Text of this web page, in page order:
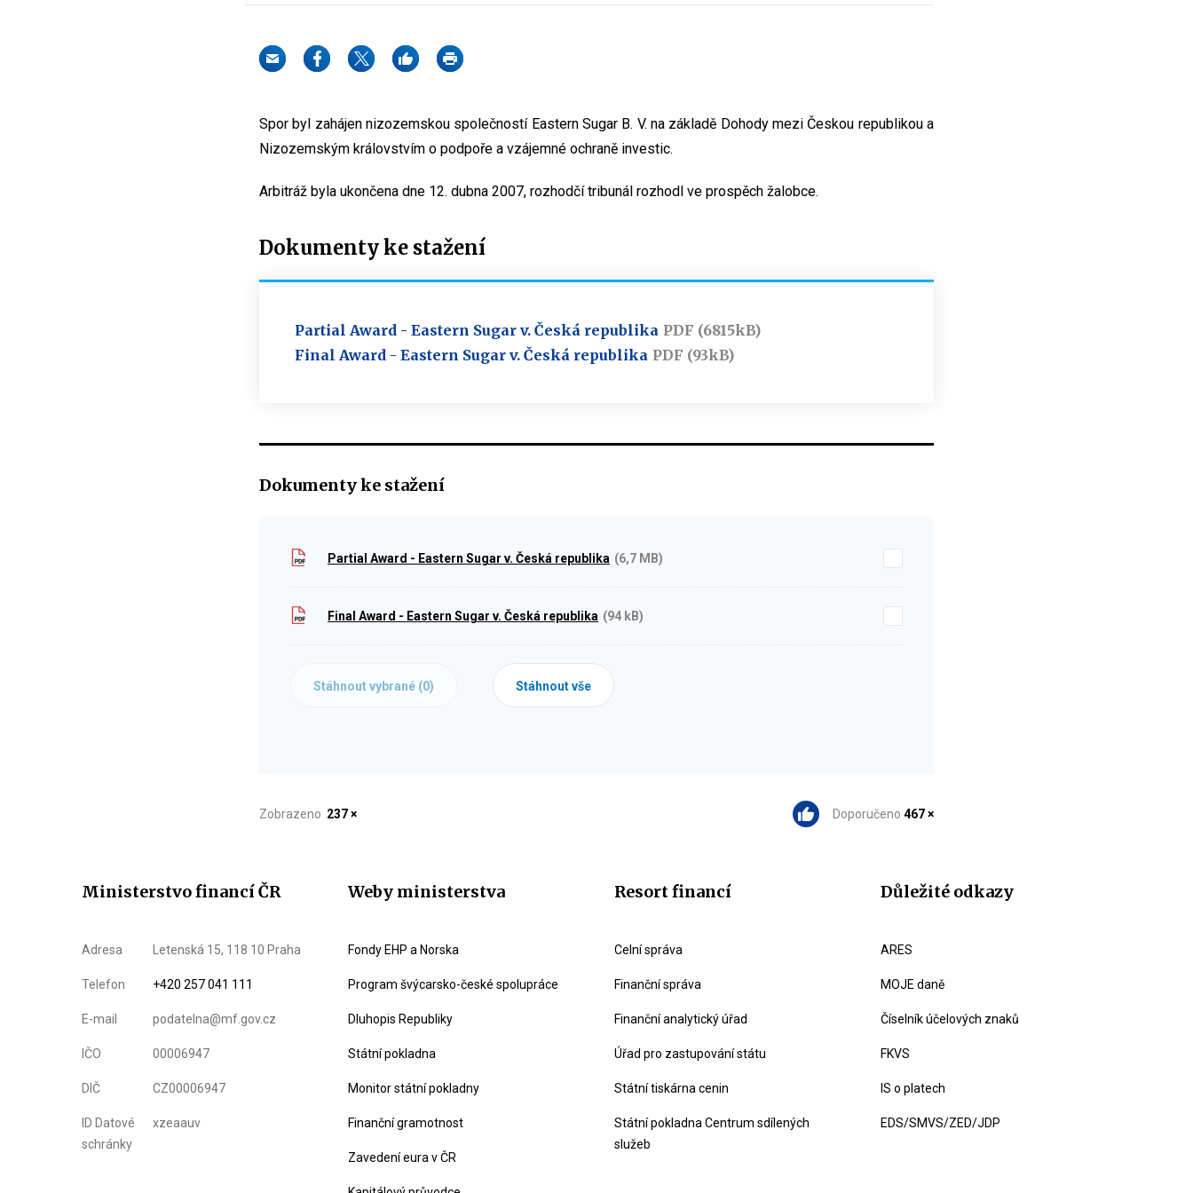
Spor byl zahájen nizozemskou společností Eastern Sugar B. V. na základě Dohody mezi Českou republikou a
Nizozemským královstvím o podpoře a vzájemné ochraně investic.
Arbitráž byla ukončena dne 12. dubna 2007, rozhodčí tribunál rozhodl ve prospěch žalobce.
Dokumenty ke stažení
Partial Award - Eastern Sugar v. Česká republika PDF (6815kB)
Final Award - Eastern Sugar v. Česká republika PDF (93kB)
Dokumenty ke stažení
Partial Award - Eastern Sugar v. Česká republika (6,7 MB)
Final Award - Eastern Sugar v. Česká republika (94 kB)
Stáhnout vybrané (0) Stáhnout vše
Zobrazeno 237 × Doporučeno 467 ×
Ministerstvo financí ČR
Adresa Letenská 15, 118 10 Praha
Telefon +420 257 041 111
E-mail podatelna@mf.gov.cz
IČO 00006947
DIČ CZ00006947
ID Datové
schránky
xzeaauv
Weby ministerstva
Fondy EHP a Norska
Program švýcarsko-české spolupráce
Dluhopis Republiky
Státní pokladna
Monitor státní pokladny
Finanční gramotnost
Zavedení eura v ČR
Resort financí
Celní správa
Finanční správa
Finanční analytický úřad
Úřad pro zastupování státu
Státní tiskárna cenin
Státní pokladna Centrum sdílených
služeb
Důležité odkazy
ARES
MOJE daně
Číselník účelových znaků
FKVS
IS o platech
EDS/SMVS/ZED/JDP